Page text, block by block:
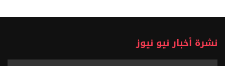
نشرة أخبار نيو نيوز